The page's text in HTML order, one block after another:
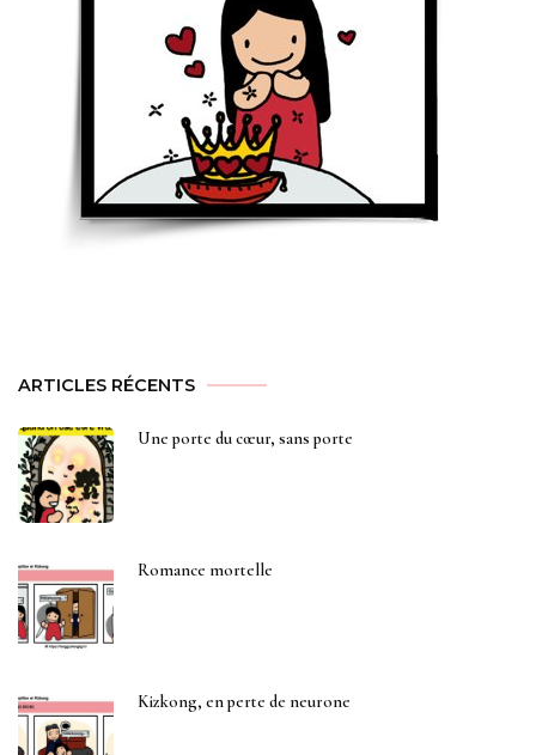
ARTICLES RÉCENTS
Une porte du cœur, sans porte
Romance mortelle
Kizkong, en perte de neurone